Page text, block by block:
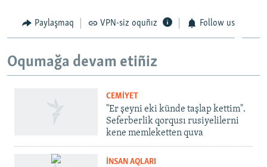
Paylaşmaq VPN-siz oquñız Follow us
Oqumağa devam etiñiz
CEMİYET
"Er şeyni eki künde taşlap kettim".
Seferberlik qorqusı rusiyelilerni
kene memleketten quva
İNSAN AQLARI